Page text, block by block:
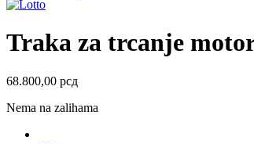
Traka za trcanje
68.800,00 рсд
Nema na zalihama